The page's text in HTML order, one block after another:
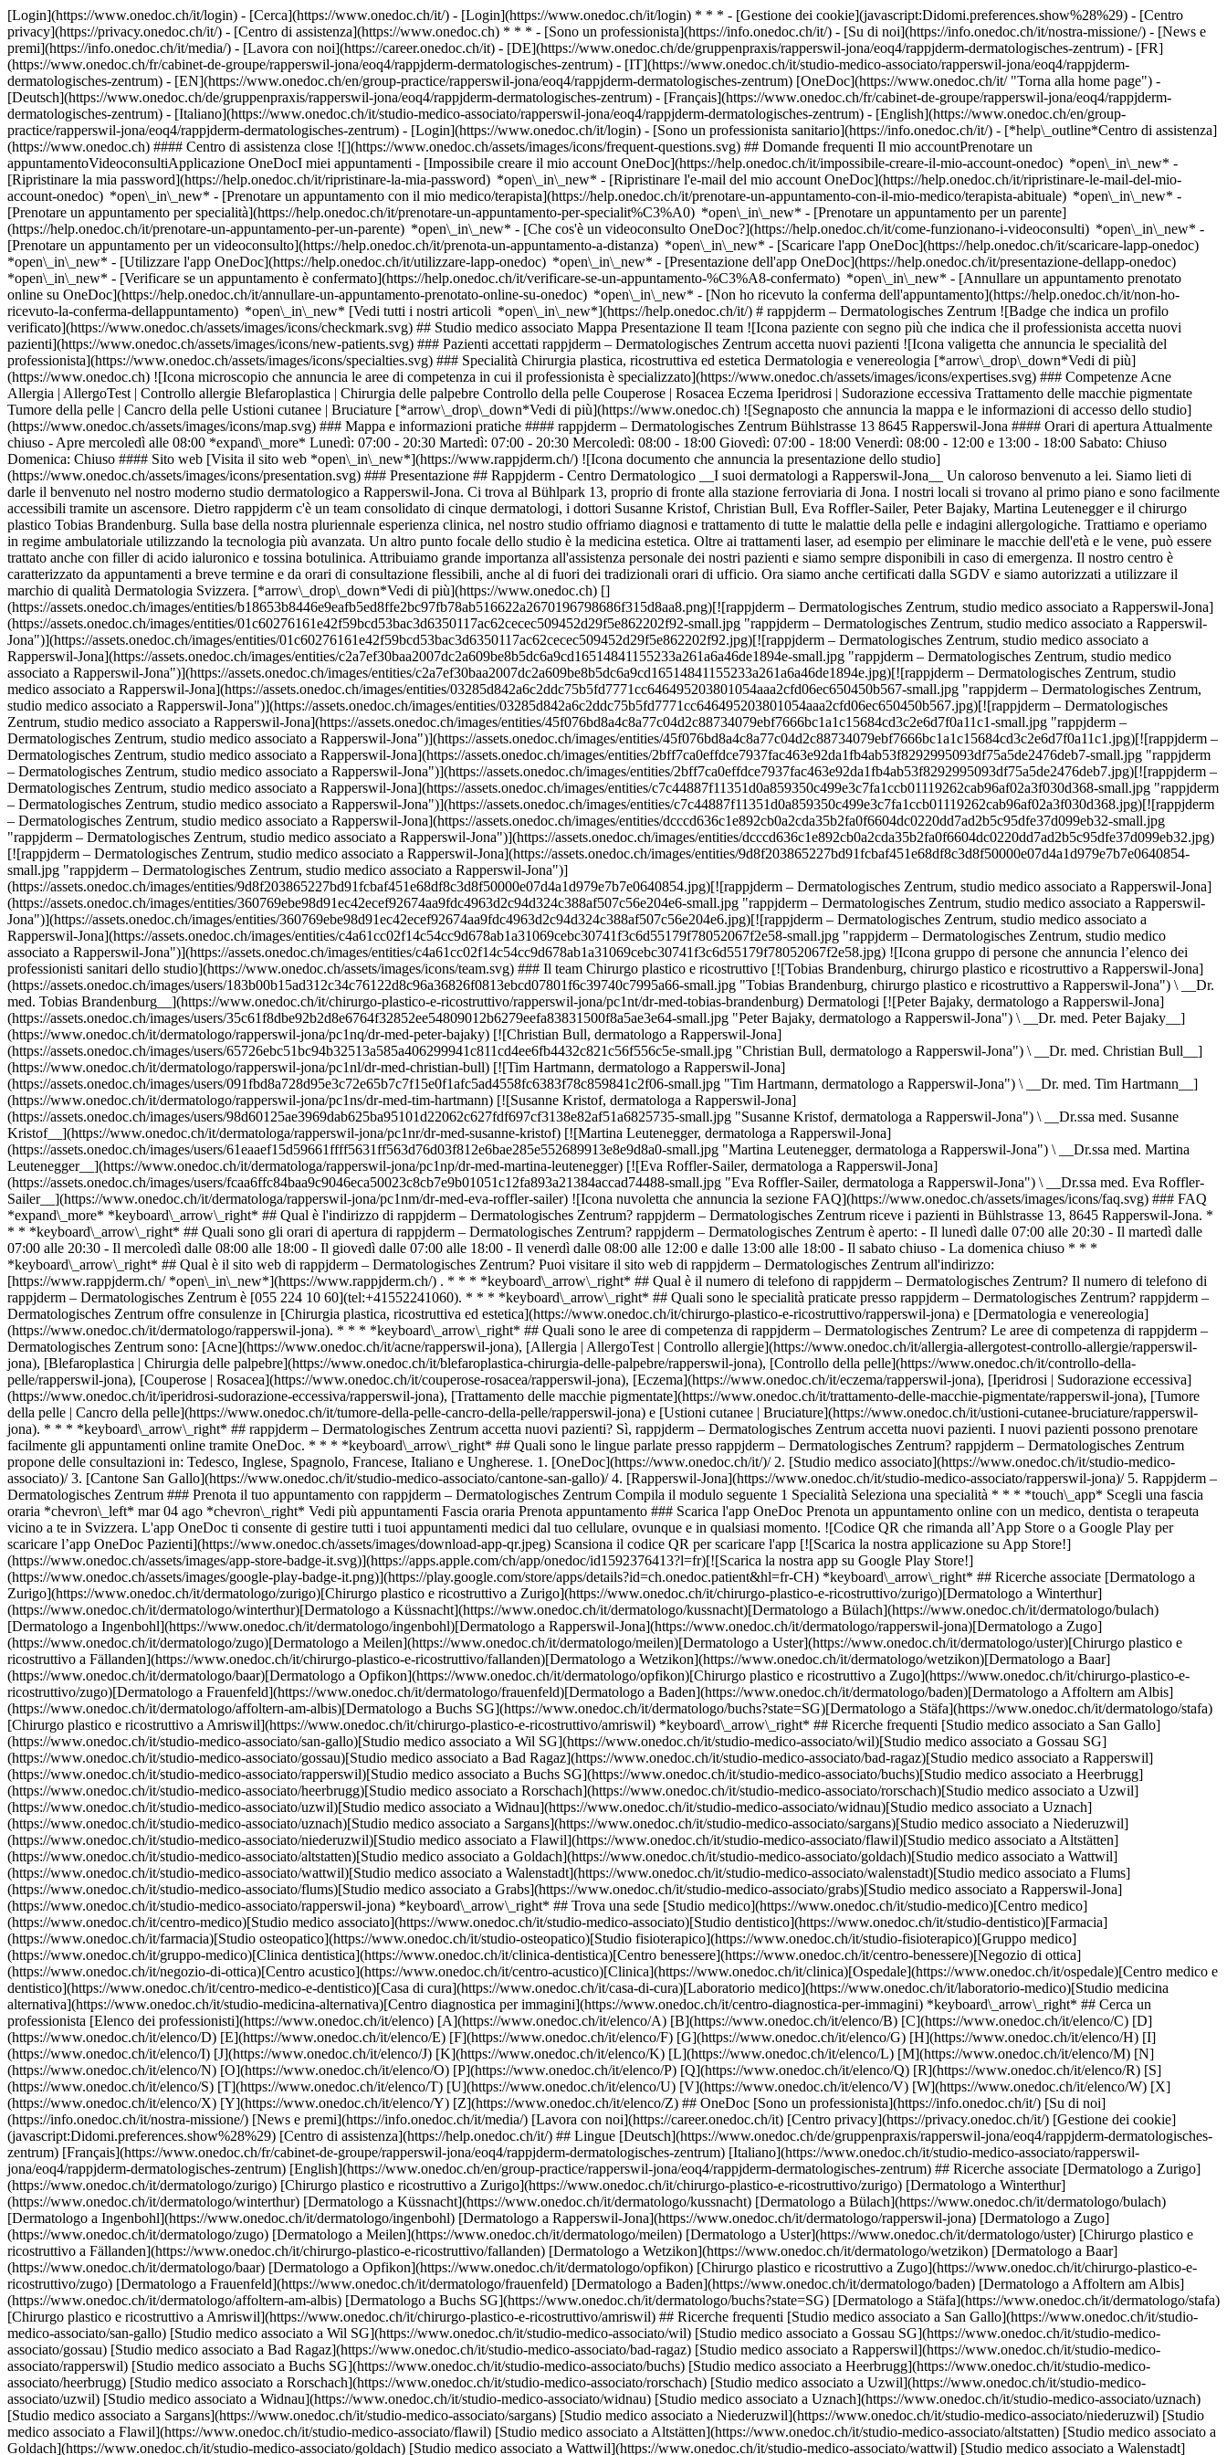
[Login](https://www.onedoc.ch/it/login) - [Cerca](https://www.onedoc.ch/it/) - [Login](https://www.onedoc.ch/it/login) * * * - [Gestione dei cookie](javascript:Didomi.preferences.show%28%29) - [Centro
privacy](https://privacy.onedoc.ch/it/) - [Centro di assistenza](https://www.onedoc.ch) * * * - [Sono un professionista](https://info.onedoc.ch/it/) - [Su di noi](https://info.onedoc.ch/it/nostra-missione/) - [News e
premi](https://info.onedoc.ch/it/media/) - [Lavora con noi](https://career.onedoc.ch/it) - [DE](https://www.onedoc.ch/de/gruppenpraxis/rapperswil-jona/eoq4/rappjderm-dermatologisches-zentrum) - [FR]
(https://www.onedoc.ch/fr/cabinet-de-groupe/rapperswil-jona/eoq4/rappjderm-dermatologisches-zentrum) - [IT](https://www.onedoc.ch/it/studio-medico-associato/rapperswil-jona/eoq4/rappjderm-
dermatologisches-zentrum) - [EN](https://www.onedoc.ch/en/group-practice/rapperswil-jona/eoq4/rappjderm-dermatologisches-zentrum) [OneDoc](https://www.onedoc.ch/it/ "Torna alla home page") -
[Deutsch](https://www.onedoc.ch/de/gruppenpraxis/rapperswil-jona/eoq4/rappjderm-dermatologisches-zentrum) - [Français](https://www.onedoc.ch/fr/cabinet-de-groupe/rapperswil-jona/eoq4/rappjderm-
dermatologisches-zentrum) - [Italiano](https://www.onedoc.ch/it/studio-medico-associato/rapperswil-jona/eoq4/rappjderm-dermatologisches-zentrum) - [English](https://www.onedoc.ch/en/group-
practice/rapperswil-jona/eoq4/rappjderm-dermatologisches-zentrum) - [Login](https://www.onedoc.ch/it/login) - [Sono un professionista sanitario](https://info.onedoc.ch/it/) - [*help\_outline*Centro di assistenza]
(https://www.onedoc.ch) #### Centro di assistenza close ![](https://www.onedoc.ch/assets/images/icons/frequent-questions.svg) ## Domande frequenti Il mio accountPrenotare un
appuntamentoVideoconsultiApplicazione OneDocI miei appuntamenti - [Impossibile creare il mio account OneDoc](https://help.onedoc.ch/it/impossibile-creare-il-mio-account-onedoc) *open\_in\_new* -
[Ripristinare la mia password](https://help.onedoc.ch/it/ripristinare-la-mia-password) *open\_in\_new* - [Ripristinare l'e-mail del mio account OneDoc](https://help.onedoc.ch/it/ripristinare-le-mail-del-mio-
account-onedoc) *open\_in\_new* - [Prenotare un appuntamento con il mio medico/terapista](https://help.onedoc.ch/it/prenotare-un-appuntamento-con-il-mio-medico/terapista-abituale) *open\_in\_new* -
[Prenotare un appuntamento per specialità](https://help.onedoc.ch/it/prenotare-un-appuntamento-per-specialit%C3%A0) *open\_in\_new* - [Prenotare un appuntamento per un parente]
(https://help.onedoc.ch/it/prenotare-un-appuntamento-per-un-parente) *open\_in\_new* - [Che cos'è un videoconsulto OneDoc?](https://help.onedoc.ch/it/come-funzionano-i-videoconsulti) *open\_in\_new* -
[Prenotare un appuntamento per un videoconsulto](https://help.onedoc.ch/it/prenota-un-appuntamento-a-distanza) *open\_in\_new* - [Scaricare l'app OneDoc](https://help.onedoc.ch/it/scaricare-lapp-onedoc)
*open\_in\_new* - [Utilizzare l'app OneDoc](https://help.onedoc.ch/it/utilizzare-lapp-onedoc) *open\_in\_new* - [Presentazione dell'app OneDoc](https://help.onedoc.ch/it/presentazione-dellapp-onedoc)
*open\_in\_new* - [Verificare se un appuntamento è confermato](https://help.onedoc.ch/it/verificare-se-un-appuntamento-%C3%A8-confermato) *open\_in\_new* - [Annullare un appuntamento prenotato online su OneDoc](https://help.onedoc.ch/it/annullare-un-appuntamento-prenotato-online-su-onedoc) *open\_in\_new* - [Non ho ricevuto la conferma dell'appuntamento](https://help.onedoc.ch/it/non-ho-ricevuto-la-conferma-dellappuntamento) *open\_in\_new* [Vedi tutti i nostri articoli *open\_in\_new*](https://help.onedoc.ch/it/) # rappjderm – Dermatologisches Zentrum ![Badge che indica un profilo verificato](https://www.onedoc.ch/assets/images/icons/checkmark.svg) ## Studio medico associato Mappa Presentazione Il team ![Icona paziente con segno più che indica che il professionista accetta nuovi pazienti](https://www.onedoc.ch/assets/images/icons/new-patients.svg) ### Pazienti accettati rappjderm – Dermatologisches Zentrum accetta nuovi pazienti ![Icona valigetta che annuncia le specialità del professionista](https://www.onedoc.ch/assets/images/icons/specialties.svg) ### Specialità Chirurgia plastica, ricostruttiva ed estetica Dermatologia e venereologia [*arrow\_drop\_down*Vedi di più](https://www.onedoc.ch) ![Icona microscopio che annuncia le aree di competenza in cui il professionista è specializzato](https://www.onedoc.ch/assets/images/icons/expertises.svg) ### Competenze Acne Allergia | AllergoTest | Controllo allergie Blefaroplastica | Chirurgia delle palpebre Controllo della pelle Couperose | Rosacea Eczema Iperidrosi | Sudorazione eccessiva Trattamento delle macchie pigmentate Tumore della pelle | Cancro della pelle Ustioni cutanee | Bruciature [*arrow\_drop\_down*Vedi di più](https://www.onedoc.ch) ![Segnaposto che annuncia la mappa e le informazioni di accesso dello studio](https://www.onedoc.ch/assets/images/icons/map.svg) ### Mappa e informazioni pratiche #### rappjderm – Dermatologisches Zentrum Bühlstrasse 13 8645 Rapperswil-Jona #### Orari di apertura Attualmente chiuso - Apre mercoledì alle 08:00 *expand\_more* Lunedì: 07:00 - 20:30 Martedì: 07:00 - 20:30 Mercoledì: 08:00 - 18:00 Giovedì: 07:00 - 18:00 Venerdì: 08:00 - 12:00 e 13:00 - 18:00 Sabato: Chiuso Domenica: Chiuso #### Sito web [Visita il sito web *open\_in\_new*](https://www.rappjderm.ch/) ![Icona documento che annuncia la presentazione dello studio](https://www.onedoc.ch/assets/images/icons/presentation.svg) ### Presentazione ## Rappjderm - Centro Dermatologico __I suoi dermatologi a Rapperswil-Jona__ Un caloroso benvenuto a lei. Siamo lieti di darle il benvenuto nel nostro moderno studio dermatologico a Rapperswil-Jona. Ci trova al Bühlpark 13, proprio di fronte alla stazione ferroviaria di Jona. I nostri locali si trovano al primo piano e sono facilmente accessibili tramite un ascensore. Dietro rappjderm c'è un team consolidato di cinque dermatologi, i dottori Susanne Kristof, Christian Bull, Eva Roffler-Sailer, Peter Bajaky, Martina Leutenegger e il chirurgo plastico Tobias Brandenburg. Sulla base della nostra pluriennale esperienza clinica, nel nostro studio offriamo diagnosi e trattamento di tutte le malattie della pelle e indagini allergologiche. Trattiamo e operiamo in regime ambulatoriale utilizzando la tecnologia più avanzata. Un altro punto focale dello studio è la medicina estetica. Oltre ai trattamenti laser, ad esempio per eliminare le macchie dell'età e le vene, può essere trattato anche con filler di acido ialuronico e tossina botulinica. Attribuiamo grande importanza all'assistenza personale dei nostri pazienti e siamo sempre disponibili in caso di emergenza. Il nostro centro è caratterizzato da appuntamenti a breve termine e da orari di consultazione flessibili, anche al di fuori dei tradizionali orari di ufficio. Ora siamo anche certificati dalla SGDV e siamo autorizzati a utilizzare il marchio di qualità Dermatologia Svizzera. [*arrow\_drop\_down*Vedi di più](https://www.onedoc.ch) [](https://assets.onedoc.ch/images/entities/b18653b8446e9eafb5ed8ffe2bc97fb78ab516622a2670196798686f315d8aa8.png)[![rappjderm – Dermatologisches Zentrum, studio medico associato a Rapperswil-Jona](https://assets.onedoc.ch/images/entities/01c60276161e42f59bcd53bac3d6350117ac62cecec509452d29f5e862202f92-small.jpg "rappjderm – Dermatologisches Zentrum, studio medico associato a Rapperswil-Jona")](https://assets.onedoc.ch/images/entities/01c60276161e42f59bcd53bac3d6350117ac62cecec509452d29f5e862202f92.jpg)[![rappjderm – Dermatologisches Zentrum, studio medico associato a Rapperswil-Jona](https://assets.onedoc.ch/images/entities/c2a7ef30baa2007dc2a609be8b5dc6a9cd16514841155233a261a6a46de1894e-small.jpg "rappjderm – Dermatologisches Zentrum, studio medico associato a Rapperswil-Jona")](https://assets.onedoc.ch/images/entities/c2a7ef30baa2007dc2a609be8b5dc6a9cd16514841155233a261a6a46de1894e.jpg)[![rappjderm – Dermatologisches Zentrum, studio medico associato a Rapperswil-Jona](https://assets.onedoc.ch/images/entities/03285d842a6c2ddc75b5fd7771cc646495203801054aaa2cfd06ec650450b567-small.jpg "rappjderm – Dermatologisches Zentrum, studio medico associato a Rapperswil-Jona")](https://assets.onedoc.ch/images/entities/03285d842a6c2ddc75b5fd7771cc646495203801054aaa2cfd06ec650450b567.jpg)[![rappjderm – Dermatologisches Zentrum, studio medico associato a Rapperswil-Jona](https://assets.onedoc.ch/images/entities/45f076bd8a4c8a77c04d2c88734079ebf7666bc1a1c15684cd3c2e6d7f0a11c1-small.jpg "rappjderm – Dermatologisches Zentrum, studio medico associato a Rapperswil-Jona")](https://assets.onedoc.ch/images/entities/45f076bd8a4c8a77c04d2c88734079ebf7666bc1a1c15684cd3c2e6d7f0a11c1.jpg)[![rappjderm – Dermatologisches Zentrum, studio medico associato a Rapperswil-Jona](https://assets.onedoc.ch/images/entities/2bff7ca0effdce7937fac463e92da1fb4ab53f8292995093df75a5de2476deb7-small.jpg "rappjderm – Dermatologisches Zentrum, studio medico associato a Rapperswil-Jona")](https://assets.onedoc.ch/images/entities/2bff7ca0effdce7937fac463e92da1fb4ab53f8292995093df75a5de2476deb7.jpg)[![rappjderm – Dermatologisches Zentrum, studio medico associato a Rapperswil-Jona](https://assets.onedoc.ch/images/entities/c7c44887f11351d0a859350c499e3c7fa1ccb01119262cab96af02a3f030d368-small.jpg "rappjderm – Dermatologisches Zentrum, studio medico associato a Rapperswil-Jona")](https://assets.onedoc.ch/images/entities/c7c44887f11351d0a859350c499e3c7fa1ccb01119262cab96af02a3f030d368.jpg)[![rappjderm – Dermatologisches Zentrum, studio medico associato a Rapperswil-Jona](https://assets.onedoc.ch/images/entities/dcccd636c1e892cb0a2cda35b2fa0f6604dc0220dd7ad2b5c95dfe37d099eb32-small.jpg "rappjderm – Dermatologisches Zentrum, studio medico associato a Rapperswil-Jona")](https://assets.onedoc.ch/images/entities/dcccd636c1e892cb0a2cda35b2fa0f6604dc0220dd7ad2b5c95dfe37d099eb32.jpg)[![rappjderm – Dermatologisches Zentrum, studio medico associato a Rapperswil-Jona](https://assets.onedoc.ch/images/entities/9d8f203865227bd91fcbaf451e68df8c3d8f50000e07d4a1d979e7b7e0640854-small.jpg "rappjderm – Dermatologisches Zentrum, studio medico associato a Rapperswil-Jona")](https://assets.onedoc.ch/images/entities/9d8f203865227bd91fcbaf451e68df8c3d8f50000e07d4a1d979e7b7e0640854.jpg)[![rappjderm – Dermatologisches Zentrum, studio medico associato a Rapperswil-Jona](https://assets.onedoc.ch/images/entities/360769ebe98d91ec42ecef92674aa9fdc4963d2c94d324c388af507c56e204e6-small.jpg "rappjderm – Dermatologisches Zentrum, studio medico associato a Rapperswil-Jona")](https://assets.onedoc.ch/images/entities/360769ebe98d91ec42ecef92674aa9fdc4963d2c94d324c388af507c56e204e6.jpg)[![rappjderm – Dermatologisches Zentrum, studio medico associato a Rapperswil-Jona](https://assets.onedoc.ch/images/entities/c4a61cc02f14c54cc9d678ab1a31069cebc30741f3c6d55179f78052067f2e58-small.jpg "rappjderm – Dermatologisches Zentrum, studio medico associato a Rapperswil-Jona")](https://assets.onedoc.ch/images/entities/c4a61cc02f14c54cc9d678ab1a31069cebc30741f3c6d55179f78052067f2e58.jpg) ![Icona gruppo di persone che annuncia l’elenco dei professionisti sanitari dello studio](https://www.onedoc.ch/assets/images/icons/team.svg) ### Il team Chirurgo plastico e ricostruttivo [![Tobias Brandenburg, chirurgo plastico e ricostruttivo a Rapperswil-Jona](https://assets.onedoc.ch/images/users/183b00b15ad312c34c76122d8c96a36826f0813ebcd07801f6c39740c7995a66-small.jpg "Tobias Brandenburg, chirurgo plastico e ricostruttivo a Rapperswil-Jona") \ __Dr. med. Tobias Brandenburg__](https://www.onedoc.ch/it/chirurgo-plastico-e-ricostruttivo/rapperswil-jona/pc1nt/dr-med-tobias-brandenburg) Dermatologi [![Peter Bajaky, dermatologo a Rapperswil-Jona](https://assets.onedoc.ch/images/users/35c61f8dbe92b2d8e6764f32852ee54809012b6279eefa83831500f8a5ae3e64-small.jpg "Peter Bajaky, dermatologo a Rapperswil-Jona") \ __Dr. med. Peter Bajaky__](https://www.onedoc.ch/it/dermatologo/rapperswil-jona/pc1nq/dr-med-peter-bajaky) [![Christian Bull, dermatologo a Rapperswil-Jona](https://assets.onedoc.ch/images/users/65726ebc51bc94b32513a585a406299941c811cd4ee6fb4432c821c56f556c5e-small.jpg "Christian Bull, dermatologo a Rapperswil-Jona") \ __Dr. med. Christian Bull__](https://www.onedoc.ch/it/dermatologo/rapperswil-jona/pc1nl/dr-med-christian-bull) [![Tim Hartmann, dermatologo a Rapperswil-Jona](https://assets.onedoc.ch/images/users/091fbd8a728d95e3c72e65b7c7f15e0f1afc5ad4558fc6383f78c859841c2f06-small.jpg "Tim Hartmann, dermatologo a Rapperswil-Jona") \ __Dr. med. Tim Hartmann__](https://www.onedoc.ch/it/dermatologo/rapperswil-jona/pc1ns/dr-med-tim-hartmann) [![Susanne Kristof, dermatologa a Rapperswil-Jona](https://assets.onedoc.ch/images/users/98d60125ae3969dab625ba95101d22062c627fdf697cf3138e82af51a6825735-small.jpg "Susanne Kristof, dermatologa a Rapperswil-Jona") \ __Dr.ssa med. Susanne Kristof__](https://www.onedoc.ch/it/dermatologa/rapperswil-jona/pc1nr/dr-med-susanne-kristof) [![Martina Leutenegger, dermatologa a Rap